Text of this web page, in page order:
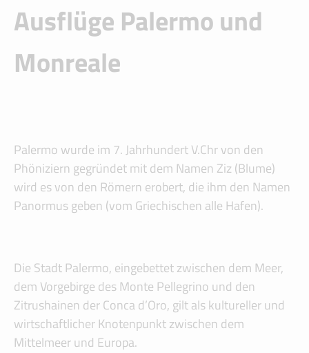
Ausflüge Palermo und
Monreale
Palermo wurde im 7. Jahrhundert V.Chr von den
Phöniziern gegründet mit dem Namen Ziz (Blume)
wird es von den Römern erobert, die ihm den Namen
Panormus geben (vom Griechischen alle Hafen).
Die Stadt Palermo, eingebettet zwischen dem Meer,
dem Vorgebirge des Monte Pellegrino und den
Zitrushainen der Conca d’Oro, gilt als kultureller und
wirtschaftlicher Knotenpunkt zwischen dem
Mittelmeer und Europa.